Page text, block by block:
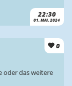
22:30
01. MAI. 2024
0
oder das weitere